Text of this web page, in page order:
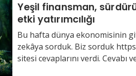
Yeşil finansman,
etki yatırımcılığı
Bu hafta dünya ekonomisinin
zekâya sorduk. Biz sorduk
sitesi cevaplarını verdi. Cevabı